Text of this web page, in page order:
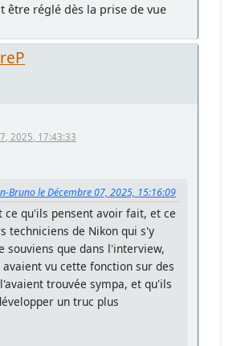
être réglé dès la prise de vue
2025, 17:43:33
Bruno le Décembre 07, 2025, 15:16:09
ce qu'ils pensent avoir fait, et ce
techniciens de Nikon qui s'y
souviens que dans l'interview,
vu cette fonction sur des
trouvée sympa, et qu'ils
un truc plus